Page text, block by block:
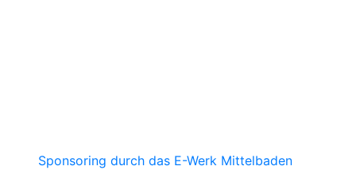
Sponsoring durch das E-Werk Mittelbaden